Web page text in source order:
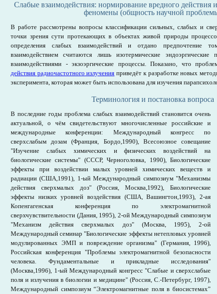
Слабые взаимодействия: нормирование вредного действия
феномены (общность научной
В работе рассмотрены вопросы классификации сильных, слабых и
точки зрения сути протекающих в объектах живой природы
определения слабых взаимодействий и отдано предпочтение
взаимодействием считаются лишь изотермические эндоэргические
взаимодействиями - экзоэргические процессы. Показано, что
действия радиочастотного излучения приведёт к разработке новых
эксперимента, которая может быть использована для изучения
Терминология и постановка вопроса
В последние годы проблема слабых взаимодействий становится очень
актуальной, о чём свидетельствуют многочисленные российские и
международные конференции: Международный конгресс по
сверхслабым дозам (Франция, Бордо,1990), Всесоюзное совещание
"Изучение слабых химических и физических воздействий на
биологические системы" (СССР, Черноголовка, 1990), Биологические
эффекты при воздействии малых уровней химических веществ и
радиации (США,1991), 1-ый Международный симпозиум "Механизмы
действия сверхмалых доз" (Россия, Москва,1992), Биологические
эффекты низких уровней воздействия (США, Вашингтон,1993), 2-ая
Копенгагенская конференция по электромагнитной
сверхчувствительности (Дания, 1995), 2-ой Международный симпозиум
"Механизм действия сверхмалых доз" (Москва, 1995), 2-ой
Международный семинар "Биологические эффекты нетепловых уровней
модулированных ЭМП и повреждение организма" (Германия, 1996),
Российская конференция "Проблемы электромагнитной безопасности
человека. Фундаментальные и прикладные исследования"
(Москва,1996), 1-ый Международный конгресс "Слабые и сверхслабые
поля и излучения в биологии и медицине" (Россия, С.-Петербург, 1997),
Международный симпозиум “Электромагнитные поля в биосистемах”